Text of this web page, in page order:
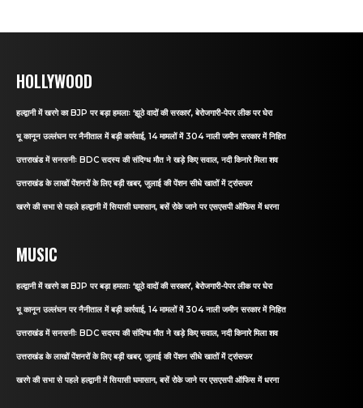
HOLLYWOOD
हल्द्वानी में खरगे का BJP पर बड़ा हमलाः ‘झूठे वादों की सरकार’, बेरोजगारी-पेपर लीक पर घेरा
भू कानून उल्लंघन पर नैनीताल में बड़ी कार्रवाई, 14 मामलों में 304 नाली जमीन सरकार में निहित
उत्तराखंड में सनसनीः BDC सदस्य की संदिग्ध मौत ने खड़े किए सवाल, नदी किनारे मिला शव
उत्तराखंड के लाखों पेंशनरों के लिए बड़ी खबर, जुलाई की पेंशन सीधे खातों में ट्रांसफर
खरगे की सभा से पहले हल्द्वानी में सियासी घमासान, बसें रोके जाने पर एसएसपी ऑफिस में धरना
MUSIC
हल्द्वानी में खरगे का BJP पर बड़ा हमलाः ‘झूठे वादों की सरकार’, बेरोजगारी-पेपर लीक पर घेरा
भू कानून उल्लंघन पर नैनीताल में बड़ी कार्रवाई, 14 मामलों में 304 नाली जमीन सरकार में निहित
उत्तराखंड में सनसनीः BDC सदस्य की संदिग्ध मौत ने खड़े किए सवाल, नदी किनारे मिला शव
उत्तराखंड के लाखों पेंशनरों के लिए बड़ी खबर, जुलाई की पेंशन सीधे खातों में ट्रांसफर
खरगे की सभा से पहले हल्द्वानी में सियासी घमासान, बसें रोके जाने पर एसएसपी ऑफिस में धरना